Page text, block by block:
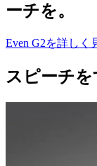
ーチを。
Even G2を詳しく
スピーチ